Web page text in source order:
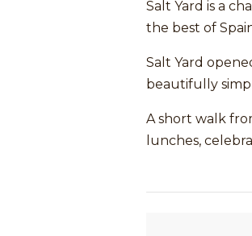
Salt Yard is a
the best of
Salt Yard
beautifully
A short walk
lunches,